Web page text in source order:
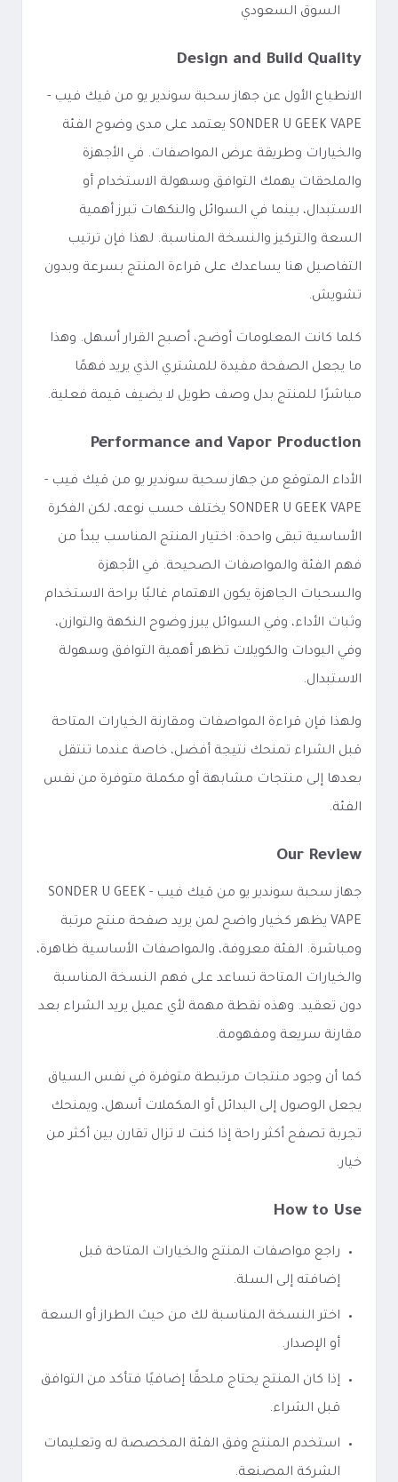
السوق السعودي
Design and Build Quality
الانطباع الأول عن جهاز سحبة سوندير يو من قيك فيب -
SONDER U GEEK VAPE يعتمد على مدى وضوح الفئة
والخيارات وطريقة عرض المواصفات. في الأجهزة
والملحقات يهمك التوافق وسهولة الاستخدام أو
الاستبدال، بينما في السوائل والنكهات تبرز أهمية
السعة والتركيز والنسخة المناسبة. لهذا فإن ترتيب
التفاصيل هنا يساعدك على قراءة المنتج بسرعة وبدون
تشويش.
كلما كانت المعلومات أوضح، أصبح القرار أسهل. وهذا
ما يجعل الصفحة مفيدة للمشتري الذي يريد فهمًا
مباشرًا للمنتج بدل وصف طويل لا يضيف قيمة فعلية.
Performance and Vapor Production
الأداء المتوقع من جهاز سحبة سوندير يو من قيك فيب -
SONDER U GEEK VAPE يختلف حسب نوعه، لكن الفكرة
الأساسية تبقى واحدة: اختيار المنتج المناسب يبدأ من
فهم الفئة والمواصفات الصحيحة. في الأجهزة
والسحبات الجاهزة يكون الاهتمام غالبًا براحة الاستخدام
وثبات الأداء، وفي السوائل يبرز وضوح النكهة والتوازن،
وفي البودات والكويلات تظهر أهمية التوافق وسهولة
الاستبدال.
ولهذا فإن قراءة المواصفات ومقارنة الخيارات المتاحة
قبل الشراء تمنحك نتيجة أفضل، خاصة عندما تنتقل
بعدها إلى منتجات مشابهة أو مكملة متوفرة من نفس
الفئة.
Our Review
جهاز سحبة سوندير يو من قيك فيب - SONDER U GEEK
VAPE يظهر كخيار واضح لمن يريد صفحة منتج مرتبة
ومباشرة. الفئة معروفة، والمواصفات الأساسية ظاهرة،
والخيارات المتاحة تساعد على فهم النسخة المناسبة
دون تعقيد. وهذه نقطة مهمة لأي عميل يريد الشراء بعد
مقارنة سريعة ومفهومة.
كما أن وجود منتجات مرتبطة متوفرة في نفس السياق
يجعل الوصول إلى البدائل أو المكملات أسهل، ويمنحك
تجربة تصفح أكثر راحة إذا كنت لا تزال تقارن بين أكثر من
خيار.
How to Use
راجع مواصفات المنتج والخيارات المتاحة قبل
إضافته إلى السلة.
اختر النسخة المناسبة لك من حيث الطراز أو السعة
أو الإصدار.
إذا كان المنتج يحتاج ملحقًا إضافيًا فتأكد من التوافق
قبل الشراء.
استخدم المنتج وفق الفئة المخصصة له وتعليمات
الشركة المصنعة.